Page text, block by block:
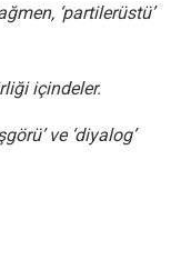
‘partilerüstü’
içindeler.
ve ‘diyalog’